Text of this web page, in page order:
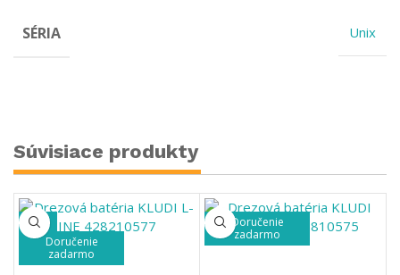
SÉRIA Unix
Súvisiace produkty
-20%
Doručenie
zadarmo
Doručenie
zadarmo